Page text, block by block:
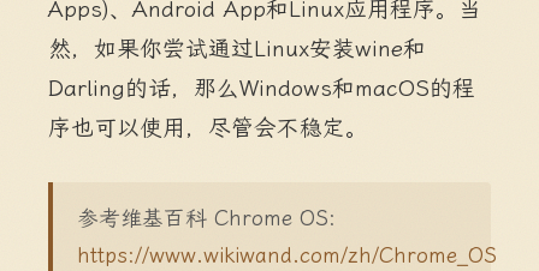
Apps)、Android App和Linux应用程序。当
然，如果你尝试通过Linux安装wine和
Darling的话，那么Windows和macOS的程
序也可以使用，尽管会不稳定。
参考维基百科 Chrome OS:
https://www.wikiwand.com/zh/Chrome_OS